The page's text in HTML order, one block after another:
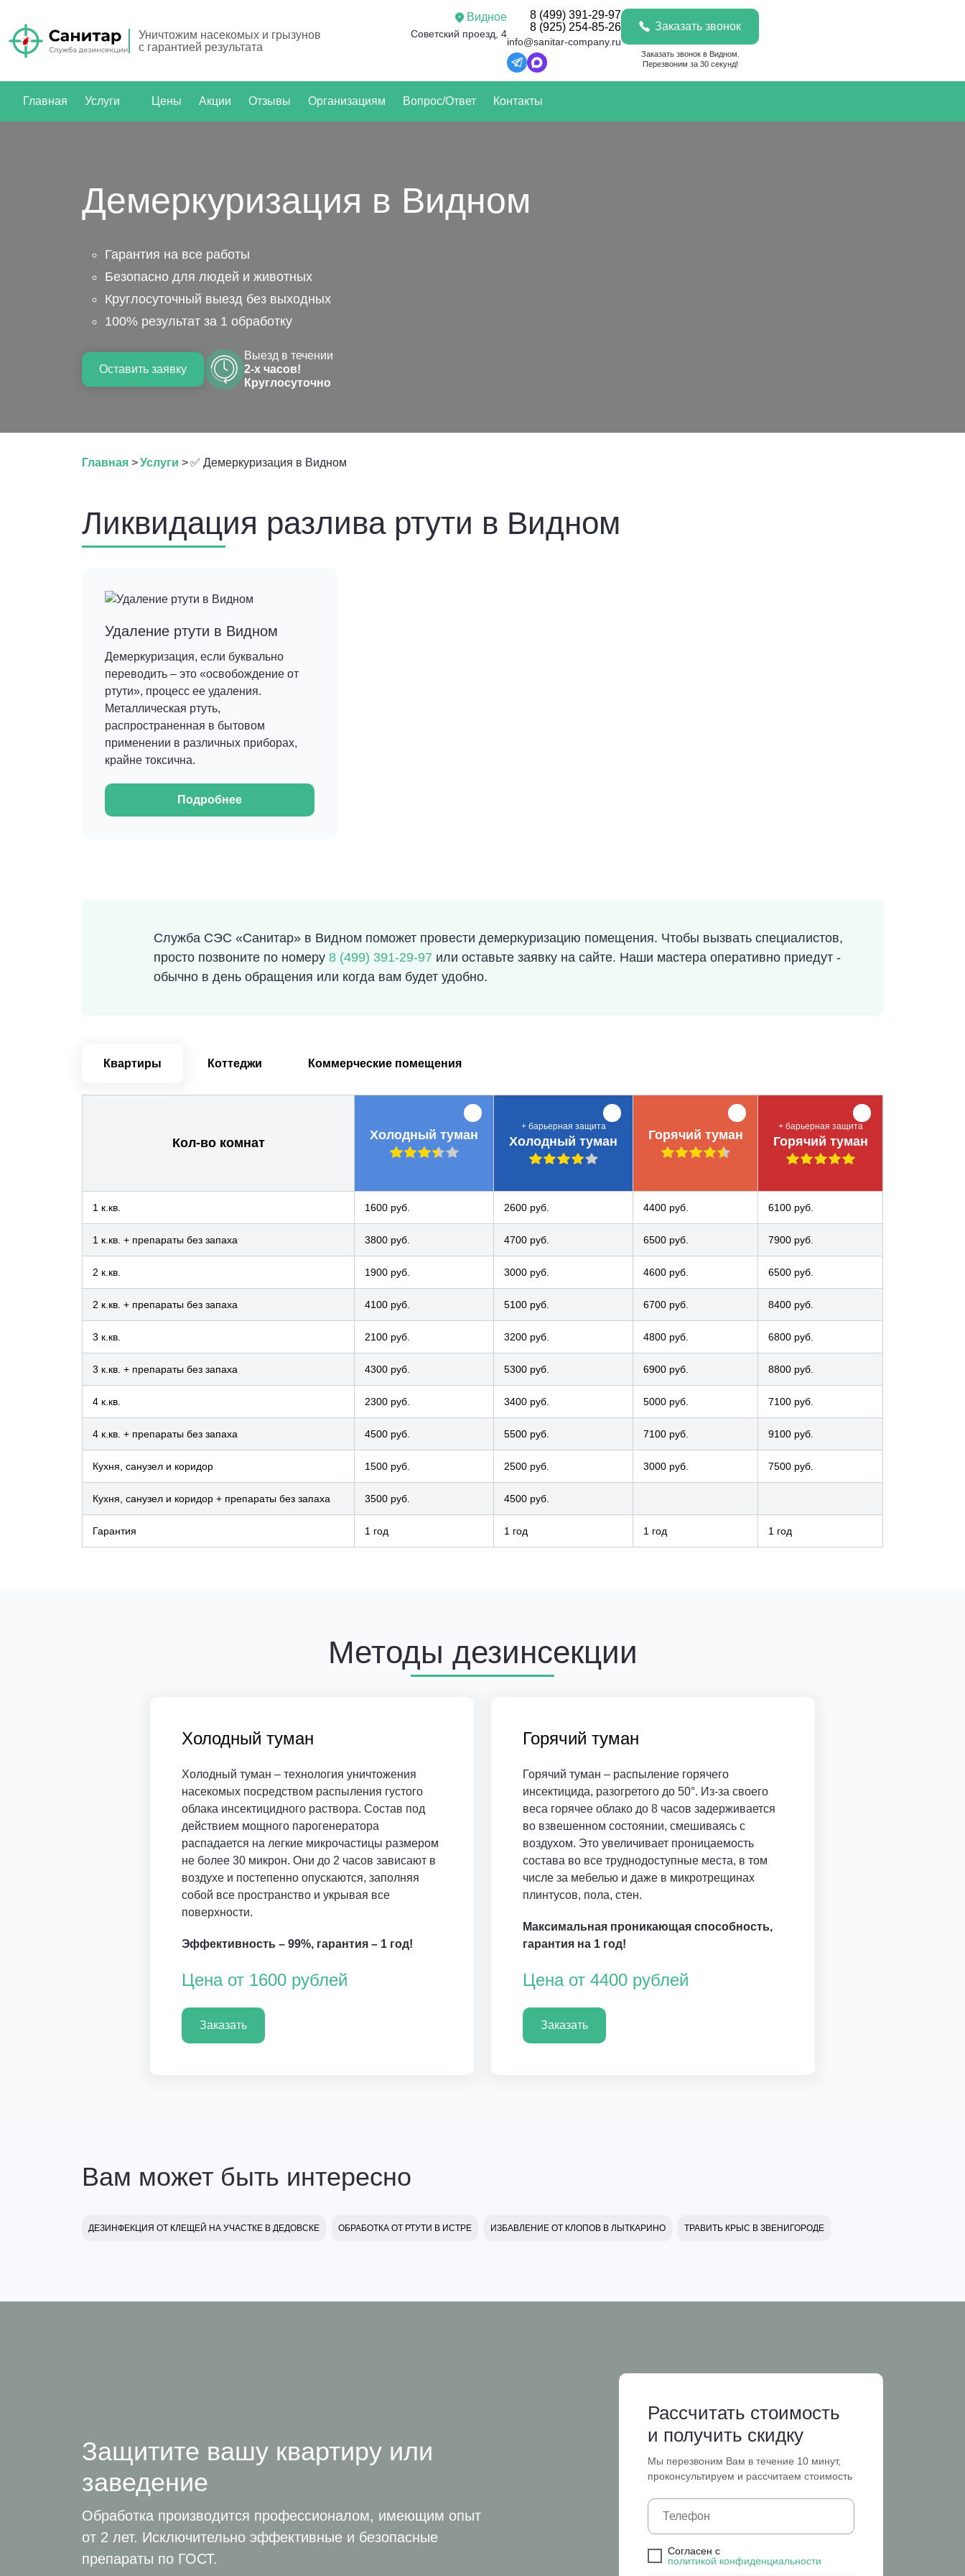
Уничтожим насекомых и грызунов
с гарантией результата
Видное
Советский проезд, 4
8 (499) 391-29-97
8 (925) 254-85-26
info@sanitar-company.ru
Заказать звонок
Заказать звонок в Видном.
Перезвоним за 30 секунд!
Главная Услуги Цены Акции Отзывы Организациям Вопрос/Ответ Контакты
Демеркуризация в Видном
Гарантия на все работы
Безопасно для людей и животных
Круглосуточный выезд без выходных
100% результат за 1 обработку
Оставить заявку
Выезд в течении
2-х часов!
Круглосуточно
Главная >Услуги >✅ Демеркуризация в Видном
Ликвидация разлива ртути в Видном
Удаление ртути в Видном
Демеркуризация, если буквально
переводить – это «освобождение от
ртути», процесс ее удаления.
Металлическая ртуть,
распространенная в бытовом
применении в различных приборах,
крайне токсична.
Подробнее
Служба СЭС «Санитар» в Видном поможет провести демеркуризацию помещения. Чтобы вызвать специалистов,
просто позвоните по номеру 8 (499) 391-29-97 или оставьте заявку на сайте. Наши мастера оперативно приедут -
обычно в день обращения или когда вам будет удобно.
Квартиры Коттеджи Коммерческие помещения
Кол-во комнат
Холодный туман
+ барьерная защита
Холодный туман Горячий туман
+ барьерная защита
Горячий туман
1 к.кв. 1600 руб. 2600 руб. 4400 руб. 6100 руб.
1 к.кв. + препараты без запаха 3800 руб. 4700 руб. 6500 руб. 7900 руб.
2 к.кв. 1900 руб. 3000 руб. 4600 руб. 6500 руб.
2 к.кв. + препараты без запаха 4100 руб. 5100 руб. 6700 руб. 8400 руб.
3 к.кв. 2100 руб. 3200 руб. 4800 руб. 6800 руб.
3 к.кв. + препараты без запаха 4300 руб. 5300 руб. 6900 руб. 8800 руб.
4 к.кв. 2300 руб. 3400 руб. 5000 руб. 7100 руб.
4 к.кв. + препараты без запаха 4500 руб. 5500 руб. 7100 руб. 9100 руб.
Кухня, санузел и коридор 1500 руб. 2500 руб. 3000 руб. 7500 руб.
Кухня, санузел и коридор + препараты без запаха 3500 руб. 4500 руб.
Гарантия 1 год 1 год 1 год 1 год
Методы дезинсекции
Холодный туман
Холодный туман – технология уничтожения
насекомых посредством распыления густого
облака инсектицидного раствора. Состав под
действием мощного парогенератора
распадается на легкие микрочастицы размером
не более 30 микрон. Они до 2 часов зависают в
воздухе и постепенно опускаются, заполняя
собой все пространство и укрывая все
поверхности.
Эффективность – 99%, гарантия – 1 год!
Цена от 1600 рублей
Заказать
Горячий туман
Горячий туман – распыление горячего
инсектицида, разогретого до 50°. Из-за своего
веса горячее облако до 8 часов задерживается
во взвешенном состоянии, смешиваясь с
воздухом. Это увеличивает проницаемость
состава во все труднодоступные места, в том
числе за мебелью и даже в микротрещинах
плинтусов, пола, стен.
Максимальная проникающая способность,
гарантия на 1 год!
Цена от 4400 рублей
Заказать
Вам может быть интересно
ДЕЗИНФЕКЦИЯ ОТ КЛЕЩЕЙ НА УЧАСТКЕ В ДЕДОВСКЕ ОБРАБОТКА ОТ РТУТИ В ИСТРЕ ИЗБАВЛЕНИЕ ОТ КЛОПОВ В ЛЫТКАРИНО ТРАВИТЬ КРЫС В ЗВЕНИГОРОДЕ
Защитите вашу квартиру или
заведение
Обработка производится профессионалом, имеющим опыт
от 2 лет. Исключительно эффективные и безопасные
препараты по ГОСТ.
Рассчитать стоимость
и получить скидку
Мы перезвоним Вам в течение 10 минут,
проконсультируем и рассчитаем стоимость
Cогласен с
политикой конфиденциальности